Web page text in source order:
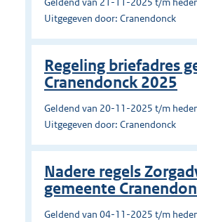
Uitgegeven door: Cranendonck
Regeling briefadres
Cranendonck 2025
Geldend van 20-11-2025 t/m
Uitgegeven door: Cranendonck
Nadere regels
gemeente
Geldend van 04-11-2025 t/m